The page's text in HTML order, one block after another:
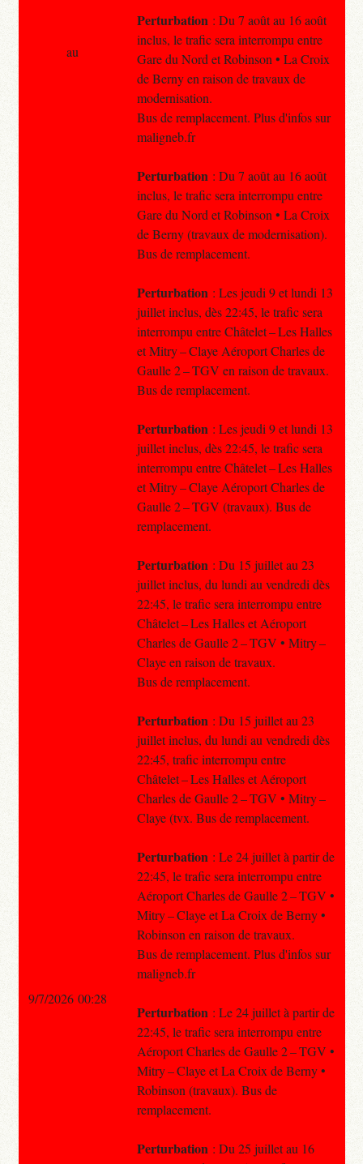
Perturbation : Du 7 août au 16 août
inclus, le trafic sera interrompu entre
Gare du Nord et Robinson • La Croix
de Berny en raison de travaux de
modernisation.
Bus de remplacement. Plus d'infos sur
maligneb.fr
Perturbation : Du 7 août au 16 août
inclus, le trafic sera interrompu entre
Gare du Nord et Robinson • La Croix
de Berny (travaux de modernisation).
Bus de remplacement.
Perturbation : Les jeudi 9 et lundi 13
juillet inclus, dès 22:45, le trafic sera
interrompu entre Châtelet – Les Halles
et Mitry – Claye Aéroport Charles de
Gaulle 2 – TGV en raison de travaux.
Bus de remplacement.
Perturbation : Les jeudi 9 et lundi 13
juillet inclus, dès 22:45, le trafic sera
interrompu entre Châtelet – Les Halles
et Mitry – Claye Aéroport Charles de
Gaulle 2 – TGV (travaux). Bus de
remplacement.
Perturbation : Du 15 juillet au 23
juillet inclus, du lundi au vendredi dès
22:45, le trafic sera interrompu entre
Châtelet – Les Halles et Aéroport
Charles de Gaulle 2 – TGV • Mitry –
Claye en raison de travaux.
Bus de remplacement.
Perturbation : Du 15 juillet au 23
juillet inclus, du lundi au vendredi dès
22:45, trafic interrompu entre
Châtelet – Les Halles et Aéroport
Charles de Gaulle 2 – TGV • Mitry –
Claye (tvx. Bus de remplacement.
Perturbation : Le 24 juillet à partir de
22:45, le trafic sera interrompu entre
Aéroport Charles de Gaulle 2 – TGV •
Mitry – Claye et La Croix de Berny •
Robinson en raison de travaux.
Bus de remplacement. Plus d'infos sur
maligneb.fr
Perturbation : Le 24 juillet à partir de
22:45, le trafic sera interrompu entre
Aéroport Charles de Gaulle 2 – TGV •
Mitry – Claye et La Croix de Berny •
Robinson (travaux). Bus de
remplacement.
Perturbation : Du 25 juillet au 16
au
9/7/2026 00:28